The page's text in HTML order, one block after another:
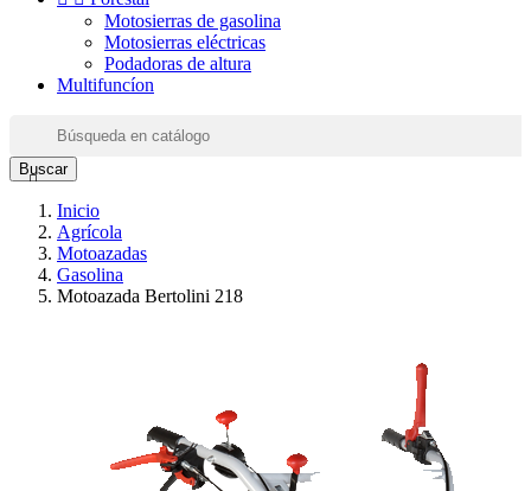
Motosierras de gasolina
Motosierras eléctricas
Podadoras de altura
Multifuncíon

Buscar
Inicio
Agrícola
Motoazadas
Gasolina
Motoazada Bertolini 218